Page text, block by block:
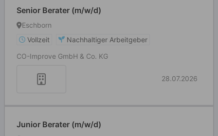
Senior Berater (m/w/d)
Eschborn
Vollzeit
Nachhaltiger Arbeitgeber
CO-Improve GmbH & Co. KG
28.07.2026
Junior Berater (m/w/d)